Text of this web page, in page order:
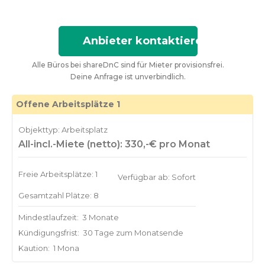
Anbieter kontaktieren
Alle Büros bei shareDnC sind für Mieter provisionsfrei.
Deine Anfrage ist unverbindlich.
Offene Arbeitsplätze 1
Objekttyp: Arbeitsplatz
All-incl.-Miete (netto): 330,-€ pro Monat
Freie Arbeitsplätze: 1
Gesamtzahl Plätze: 8
Verfügbar ab: Sofort
Mindestlaufzeit: 3 Monate
Kündigungsfrist: 30 Tage zum Monatsende
Kaution: 1 Mona